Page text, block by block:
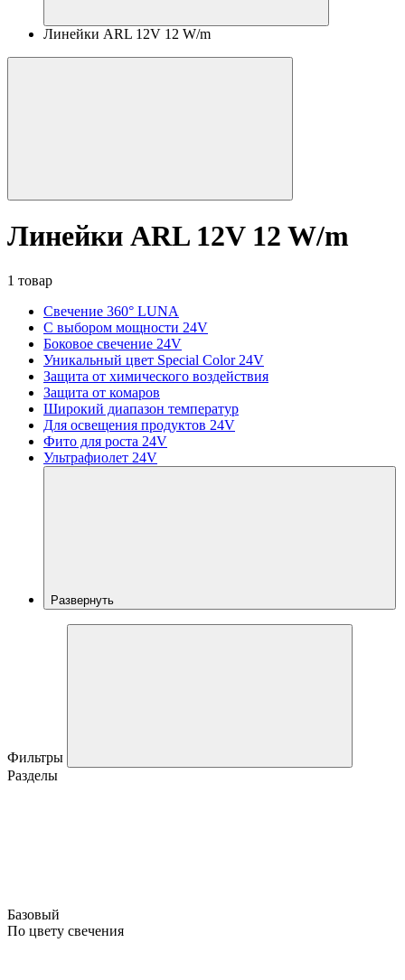
Линейки ARL 12V 12 W/m
Линейки ARL 12V 12 W/m
1 товар
Свечение 360° LUNA
С выбором мощности 24V
Боковое свечение 24V
Уникальный цвет Special Color 24V
Защита от химического воздействия
Защита от комаров
Широкий диапазон температур
Для освещения продуктов 24V
Фито для роста 24V
Ультрафиолет 24V
Развернуть
Фильтры
Разделы
Базовый
По цвету свечения